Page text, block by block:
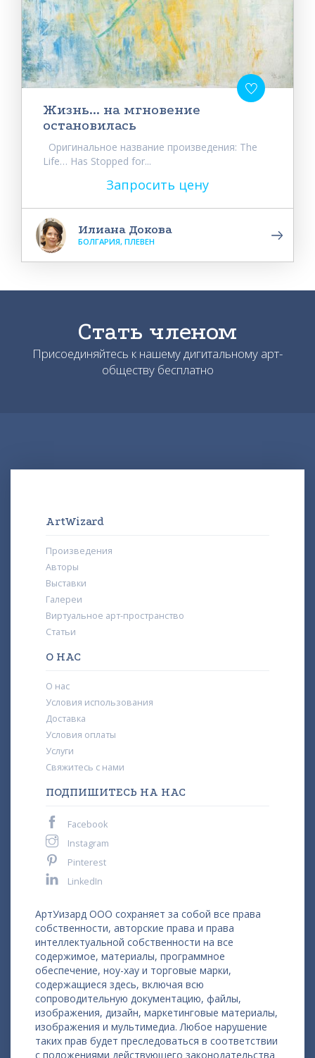
Жизнь... на мгновение
остановилась
Оригинальное название произведения: The
Life… Has Stopped for...
Запросить цену
Илиана Докова
БОЛГАРИЯ, ПЛЕВЕН
Стать членом
Присоединяйтесь к нашему дигитальному арт-
обществу бесплатно
ArtWizard
Произведения
Авторы
Выставки
Галереи
Виртуальное арт-пространство
Статьи
О НАС
О нас
Условия использования
Доставка
Условия оплаты
Услуги
Свяжитесь с нами
ПОДПИШИТЕСЬ НА НАС
Facebook
Instagram
Pinterest
LinkedIn
АртУизард ООО сохраняет за собой все права
собственности, авторские права и права
интеллектуальной собственности на все
содержимое, материалы, программное
обеспечение, ноу-хау и торговые марки,
содержащиеся здесь, включая всю
сопроводительную документацию, файлы,
изображения, дизайн, маркетинговые материалы,
изображения и мультимедиа. Любое нарушение
таких прав будет преследоваться в соответствии
с положениями действующего законодательства